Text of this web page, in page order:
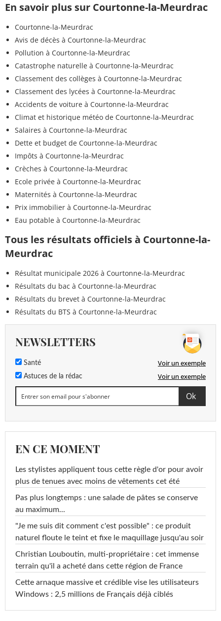
En savoir plus sur Courtonne-la-Meurdrac
Courtonne-la-Meurdrac
Avis de décès à Courtonne-la-Meurdrac
Pollution à Courtonne-la-Meurdrac
Catastrophe naturelle à Courtonne-la-Meurdrac
Classement des collèges à Courtonne-la-Meurdrac
Classement des lycées à Courtonne-la-Meurdrac
Accidents de voiture à Courtonne-la-Meurdrac
Climat et historique météo de Courtonne-la-Meurdrac
Salaires à Courtonne-la-Meurdrac
Dette et budget de Courtonne-la-Meurdrac
Impôts à Courtonne-la-Meurdrac
Crèches à Courtonne-la-Meurdrac
Ecole privée à Courtonne-la-Meurdrac
Maternités à Courtonne-la-Meurdrac
Prix immobilier à Courtonne-la-Meurdrac
Eau potable à Courtonne-la-Meurdrac
Tous les résultats officiels à Courtonne-la-
Meurdrac
Résultat municipale 2026 à Courtonne-la-Meurdrac
Résultats du bac à Courtonne-la-Meurdrac
Résultats du brevet à Courtonne-la-Meurdrac
Résultats du BTS à Courtonne-la-Meurdrac
NEWSLETTERS
Santé Voir un exemple
Astuces de la rédac Voir un exemple
EN CE MOMENT
Les stylistes appliquent tous cette règle d'or pour avoir
plus de tenues avec moins de vêtements cet été
Pas plus longtemps : une salade de pâtes se conserve
au maximum...
"Je me suis dit comment c'est possible" : ce produit
naturel floute le teint et fixe le maquillage jusqu'au soir
Christian Louboutin, multi-propriétaire : cet immense
terrain qu'il a acheté dans cette région de France
Cette arnaque massive et crédible vise les utilisateurs
Windows : 2,5 millions de Français déjà ciblés